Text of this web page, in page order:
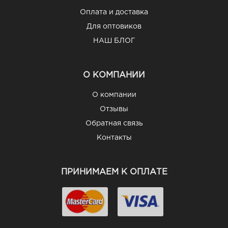
Оплата и доставка
Для оптовиков
НАШ БЛОГ
О КОМПАНИИ
О компании
Отзывы
Обратная связь
Контакты
ПРИНИМАЕМ К ОПЛАТЕ